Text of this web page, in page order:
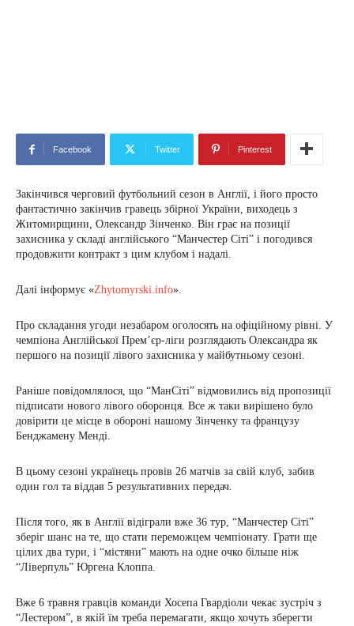
Facebook Twitter Pinterest
Закінчився черговий футбольний сезон в Англії, і його просто
фантастично закінчив гравець збірної України, виходець з
Житомирщини, Олександр Зінченко. Він грає на позиції
захисника у складі англійського “Манчестер Сіті” і погодився
продовжити контракт з цим клубом і надалі.
Далі інформує «Zhytomyrski.info».
Про складання угоди незабаром оголосять на офіційному рівні. У
чемпіона Англійської Прем’єр-ліги розглядають Олександра як
першого на позиції лівого захисника у майбутньому сезоні.
Раніше повідомлялося, що “МанСіті” відмовились від пропозиції
підписати нового лівого оборонця. Все ж таки вирішено було
довірити це місце в обороні нашому Зінченку та французу
Бенджамену Менді.
В цьому сезоні українець провів 26 матчів за свій клуб, забив
один гол та віддав 5 результативних передач.
Після того, як в Англії відіграли вже 36 тур, “Манчестер Сіті”
зберіг шанс на те, що стати переможцем чемпіонату. Грати ще
цілих два тури, і “містяни” мають на одне очко більше ніж
“Ліверпуль” Юргена Клоппа.
Вже 6 травня гравців команди Хосепа Гвардіоли чекає зустріч з
“Лестером”, в якій їм треба перемагати, якщо хочуть зберегти